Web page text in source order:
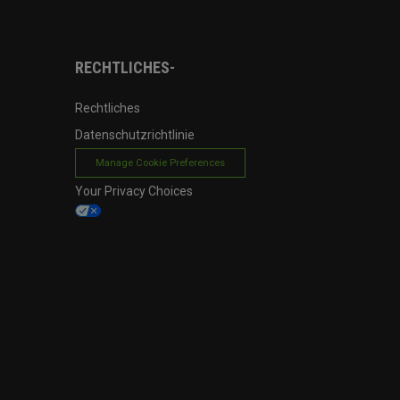
RECHTLICHES-
Rechtliches
Datenschutzrichtlinie
Manage Cookie Preferences
Your Privacy Choices